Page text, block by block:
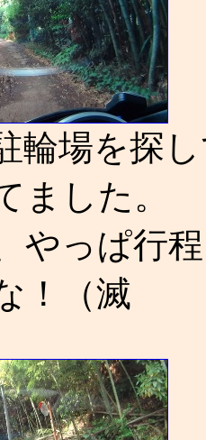
輪場を探
ました。
やっぱ行
！（滅